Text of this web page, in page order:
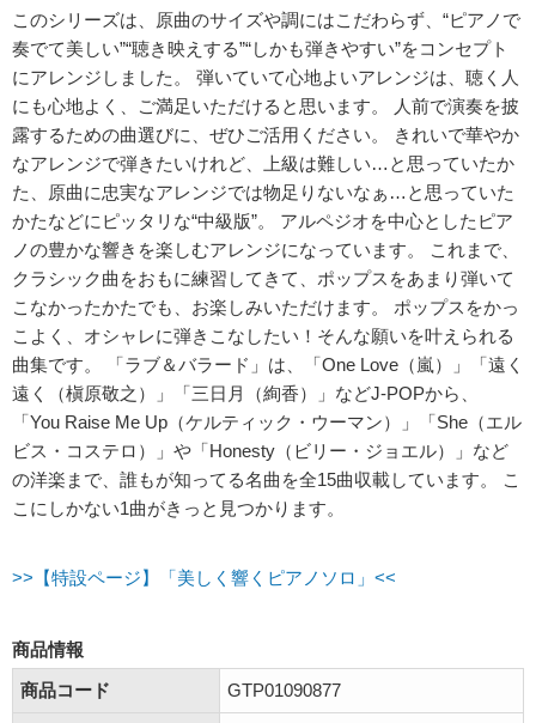
このシリーズは、原曲のサイズや調にはこだわらず、“ピアノで
奏でて美しい”“聴き映えする”“しかも弾きやすい”をコンセプト
にアレンジしました。 弾いていて心地よいアレンジは、聴く人
にも心地よく、ご満足いただけると思います。 人前で演奏を披
露するための曲選びに、ぜひご活用ください。 きれいで華やか
なアレンジで弾きたいけれど、上級は難しい…と思っていたか
た、原曲に忠実なアレンジでは物足りないなぁ…と思っていた
かたなどにピッタリな“中級版”。 アルペジオを中心としたピア
ノの豊かな響きを楽しむアレンジになっています。 これまで、
クラシック曲をおもに練習してきて、ポップスをあまり弾いて
こなかったかたでも、お楽しみいただけます。 ポップスをかっ
こよく、オシャレに弾きこなしたい！そんな願いを叶えられる
曲集です。 「ラブ＆バラード」は、「One Love（嵐）」「遠く
遠く（槇原敬之）」「三日月（絢香）」などJ-POPから、
「You Raise Me Up（ケルティック・ウーマン）」「She（エル
ビス・コステロ）」や「Honesty（ビリー・ジョエル）」など
の洋楽まで、誰もが知ってる名曲を全15曲収載しています。 こ
こにしかない1曲がきっと見つかります。
>>【特設ページ】「美しく響くピアノソロ」<<
商品情報
商品コード
GTP01090877